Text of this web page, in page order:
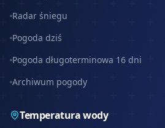
Radar śniegu
Pogoda dziś
Pogoda długoterminowa 16 dni
Archiwum pogody
Temperatura wody